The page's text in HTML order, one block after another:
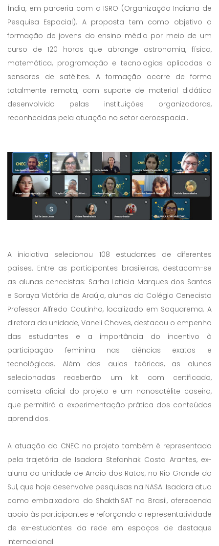
Índia, em parceria com a ISRO (Organização Indiana de
Pesquisa Espacial). A proposta tem como objetivo a
formação de jovens do ensino médio por meio de um
curso de 120 horas que abrange astronomia, física,
matemática, programação e tecnologias aplicadas a
sensores de satélites. A formação ocorre de forma
totalmente remota, com suporte de material didático
desenvolvido pelas instituições organizadoras,
reconhecidas pela atuação no setor aeroespacial.
A iniciativa selecionou 108 estudantes de diferentes
países. Entre as participantes brasileiras, destacam-se
as alunas cenecistas: Sarha Letícia Marques dos Santos
e Soraya Victória de Araújo, alunas do Colégio Cenecista
Professor Alfredo Coutinho, localizado em Saquarema. A
diretora da unidade, Vaneli Chaves, destacou o empenho
das estudantes e a importância do incentivo à
participação feminina nas ciências exatas e
tecnológicas. Além das aulas teóricas, as alunas
selecionadas receberão um kit com certificado,
camiseta oficial do projeto e um nanosatélite caseiro,
que permitirá a experimentação prática dos conteúdos
aprendidos.
A atuação da CNEC no projeto também é representada
pela trajetória de Isadora Stefanhak Costa Arantes, ex-
aluna da unidade de Arroio dos Ratos, no Rio Grande do
Sul, que hoje desenvolve pesquisas na NASA. Isadora atua
como embaixadora do ShakthiSAT no Brasil, oferecendo
apoio às participantes e reforçando a representatividade
de ex-estudantes da rede em espaços de destaque
internacional.